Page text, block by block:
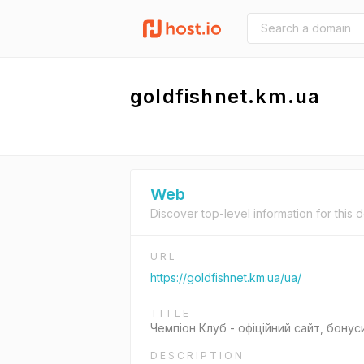
goldfishnet.km.ua
Web
Discover top-level information for this
URL
https://goldfishnet.km.ua/ua/
TITLE
Чемпіон Клуб - офіційний сайт,
DESCRIPTION